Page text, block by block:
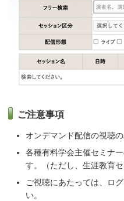
ご注意事項
オンデマンド配信の視聴
各種有料学会主催セミナ
す。（ただし、生涯教育
ご視聴にあたっては、ロ
い。